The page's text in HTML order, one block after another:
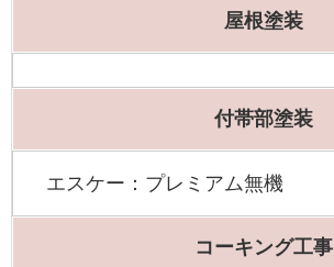
屋根塗装
付帯部塗装
エスケー：プレミアム無機
コーキング工事